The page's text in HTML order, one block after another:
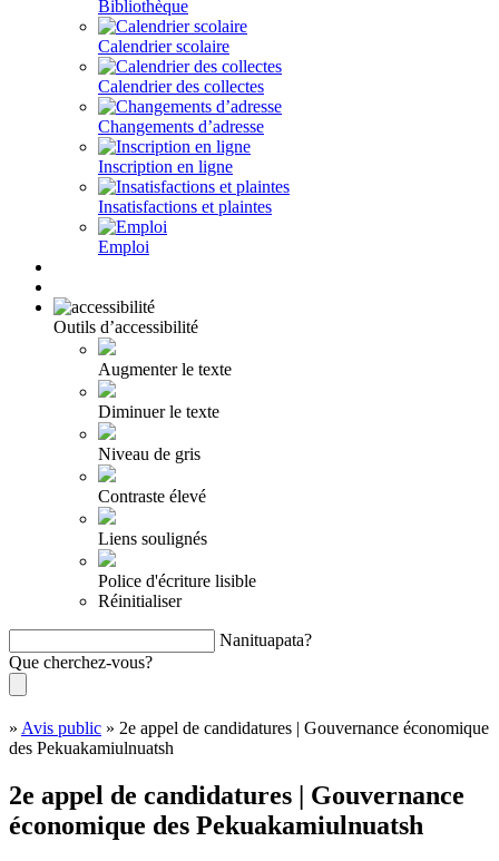
Bibliothèque
Calendrier scolaire
Calendrier des collectes
Changements d’adresse
Inscription en ligne
Insatisfactions et plaintes
Emploi
Outils d’accessibilité
Augmenter le texte
Diminuer le texte
Niveau de gris
Contraste élevé
Liens soulignés
Police d'écriture lisible
Réinitialiser
Nanituapata?
Que cherchez-vous?
» Avis public » 2e appel de candidatures | Gouvernance économique
des Pekuakamiulnuatsh
2e appel de candidatures | Gouvernance
économique des Pekuakamiulnuatsh